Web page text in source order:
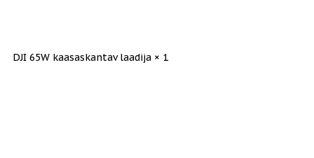
DJI 65W kaasaskantav laadija × 1